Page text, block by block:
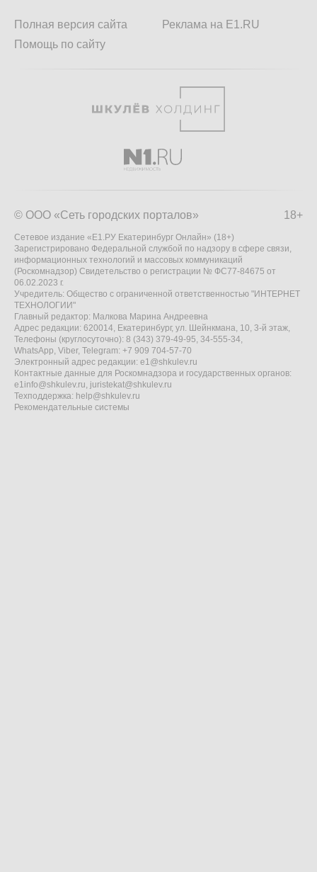
Полная версия сайта
Помощь по сайту
Реклама на E1.RU
18+
© ООО «Сеть городских порталов»
Сетевое издание «Е1.РУ Екатеринбург Онлайн» (18+)
Зарегистрировано Федеральной службой по надзору в сфере связи,
информационных технологий и массовых коммуникаций
(Роскомнадзор) Свидетельство о регистрации № ФС77-84675 от
06.02.2023 г.
Учредитель: Общество с ограниченной ответственностью "ИНТЕРНЕТ
ТЕХНОЛОГИИ"
Главный редактор: Малкова Марина Андреевна
Адрес редакции: 620014, Екатеринбург, ул. Шейнкмана, 10, 3-й этаж,
Телефоны (круглосуточно): 8 (343) 379-49-95, 34-555-34,
WhatsApp, Viber, Telegram: +7 909 704-57-70
Электронный адрес редакции: e1@shkulev.ru
Контактные данные для Роскомнадзора и государственных органов:
e1info@shkulev.ru, juristekat@shkulev.ru
Техподдержка: help@shkulev.ru
Рекомендательные системы